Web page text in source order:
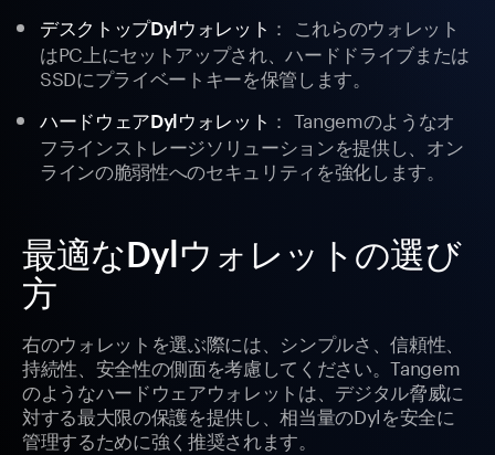
デスクトップDylウォレット ： これらのウォレット
はPC上にセットアップされ、ハードドライブまたは
SSDにプライベートキーを保管します。
ハードウェアDylウォレット ： Tangemのようなオ
フラインストレージソリューションを提供し、オン
ラインの脆弱性へのセキュリティを強化します。
最適なDylウォレットの選び
方
右のウォレットを選ぶ際には、シンプルさ、信頼性、
持続性、安全性の側面を考慮してください。Tangem
のようなハードウェアウォレットは、デジタル脅威に
対する最大限の保護を提供し、相当量のDylを安全に
管理するために強く推奨されます。